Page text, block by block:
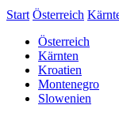
Start Österreich
Österreich
Kärnten
Kroatien
Montenegro
Slowenien